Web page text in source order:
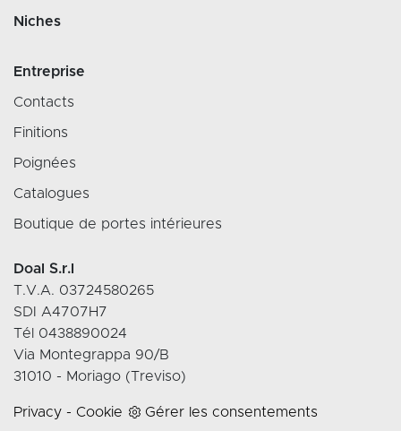
Niches
Entreprise
Contacts
Finitions
Poignées
Catalogues
Boutique de portes intérieures
Doal S.r.l
T.V.A. 03724580265
SDI A4707H7
Tél 0438890024
Via Montegrappa 90/B
31010 - Moriago (Treviso)
Privacy - Cookie Gérer les consentements